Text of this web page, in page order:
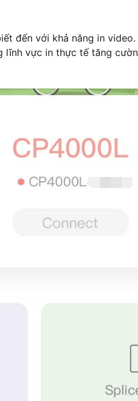
đến với khả năng in
vực in thực tế tăng